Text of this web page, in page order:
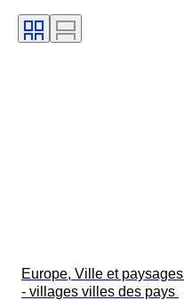
Europe, Ville et paysages
- villages villes des pays